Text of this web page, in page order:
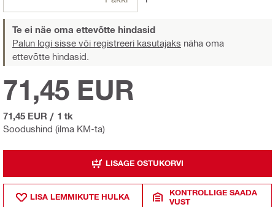
Te ei näe oma ettevõtte hindasid
Palun logi sisse või registreeri kasutajaks näha oma
ettevõtte hindasid.
Soodushind (ilma KM-ta)
71,45 EUR
71,45 EUR / 1 tk
LISAGE OSTUKORVI
LISA LEMMIKUTE HULKA
KONTROLLIGE SAADA
VUST